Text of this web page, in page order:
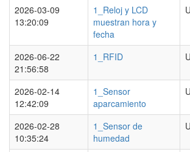
2026-03-09
13:20:09
1_Reloj y LCD
muestran hora y
fecha
2026-06-22
21:56:58
1_RFID
2026-02-14
12:42:09
1_Sensor
aparcamiento
2026-02-28
10:35:24
1_Sensor de
humedad